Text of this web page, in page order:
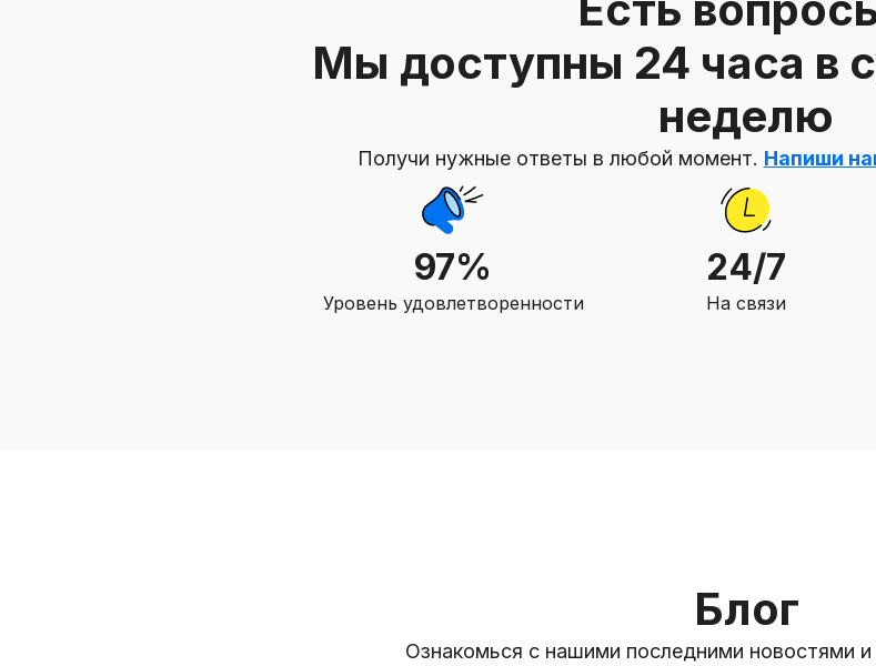
Мы доступны 24 часа в
неделю
Получи нужные ответы в любой момент. Напиши
97%
Уровень удовлетворенности
24/7
На связи
Блог
Ознакомься с нашими последними новостями